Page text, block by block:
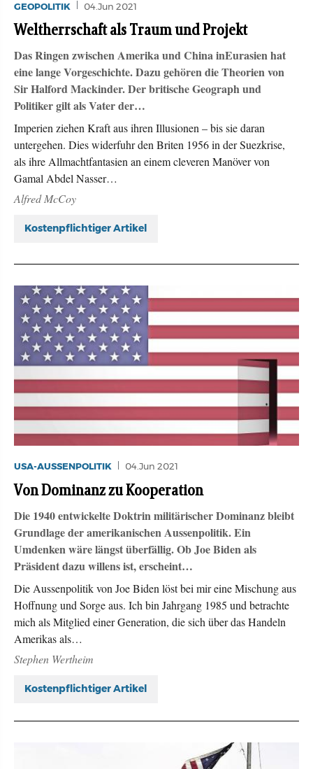
GEOPOLITIK 04.Jun 2021
Weltherrschaft als Traum und Projekt
Das Ringen zwischen Amerika und China inEurasien hat
eine lange Vorgeschichte. Dazu gehören die Theorien von
Sir Halford Mackinder. Der britische Geograph und
Politiker gilt als Vater der…
Imperien ziehen Kraft aus ihren Illusionen – bis sie daran
untergehen. Dies widerfuhr den Briten 1956 in der Suezkrise,
als ihre Allmachtfantasien an einem cleveren Manöver von
Gamal Abdel Nasser…
Alfred McCoy
Kostenpflichtiger Artikel
USA-AUSSENPOLITIK 04.Jun 2021
Von Dominanz zu Kooperation
Die 1940 entwickelte Doktrin militärischer Dominanz bleibt
Grundlage der amerikanischen Aussenpolitik. Ein
Umdenken wäre längst überfällig. Ob Joe Biden als
Präsident dazu willens ist, erscheint…
Die Aussenpolitik von Joe Biden löst bei mir eine Mischung aus
Hoffnung und Sorge aus. Ich bin Jahrgang 1985 und betrachte
mich als Mitglied einer Generation, die sich über das Handeln
Amerikas als…
Stephen Wertheim
Kostenpflichtiger Artikel